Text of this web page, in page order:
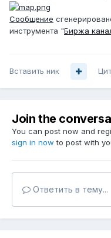
Сообщение
инструмента "Биржа
Вставить ник
Join the
You can post now and
sign in now to post with
Ответить в тему...